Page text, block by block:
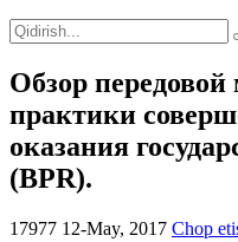
Обзор
практики
оказания
(BPR).
17977 12-May, 2017 Chop